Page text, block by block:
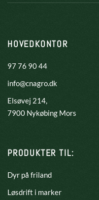
HOVEDKONTOR
97 76 90 44
info@cnagro.dk
Elsøvej 214,
​7900 Nykøbing Mors
PRODUKTER TIL:
Dyr på friland
Løsdrift i marker